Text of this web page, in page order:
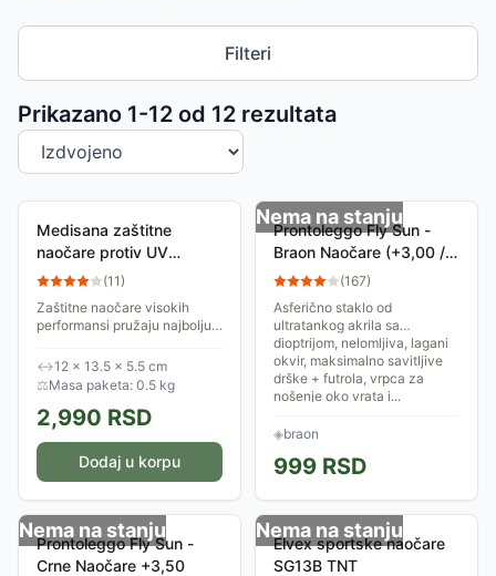
Filteri
Prikazano 1-12 od 12 rezultata
Sortiranje proizvoda
Medisana zaštitne
naočare protiv UV
zračenja UV525
(11)
Zaštitne naočare visokih
performansi pružaju najbolju
zračenja do 400 nm i od
plavog svetla između 400 i
↔12 × 13.5 × 5.5 cm
⚖Masa paketa: 0.5 kg
2,990 RSD
Dodaj u korpu
Nema na stanju
Prontoleggo Fly Sun -
Braon Naočare (+3,00 /
+3,50)
(167)
Asferično staklo od
ultratankog akrila sa
dioptrijom, nelomljiva, lagani
okvir, maksimalno savitljive
drške + futrola, vrpca za
nošenje oko vrata i...
◈braon
999 RSD
Nema na stanju
Prontoleggo Fly Sun -
Crne Naočare +3,50
Nema na stanju
Elvex sportske naočare
SG13B TNT